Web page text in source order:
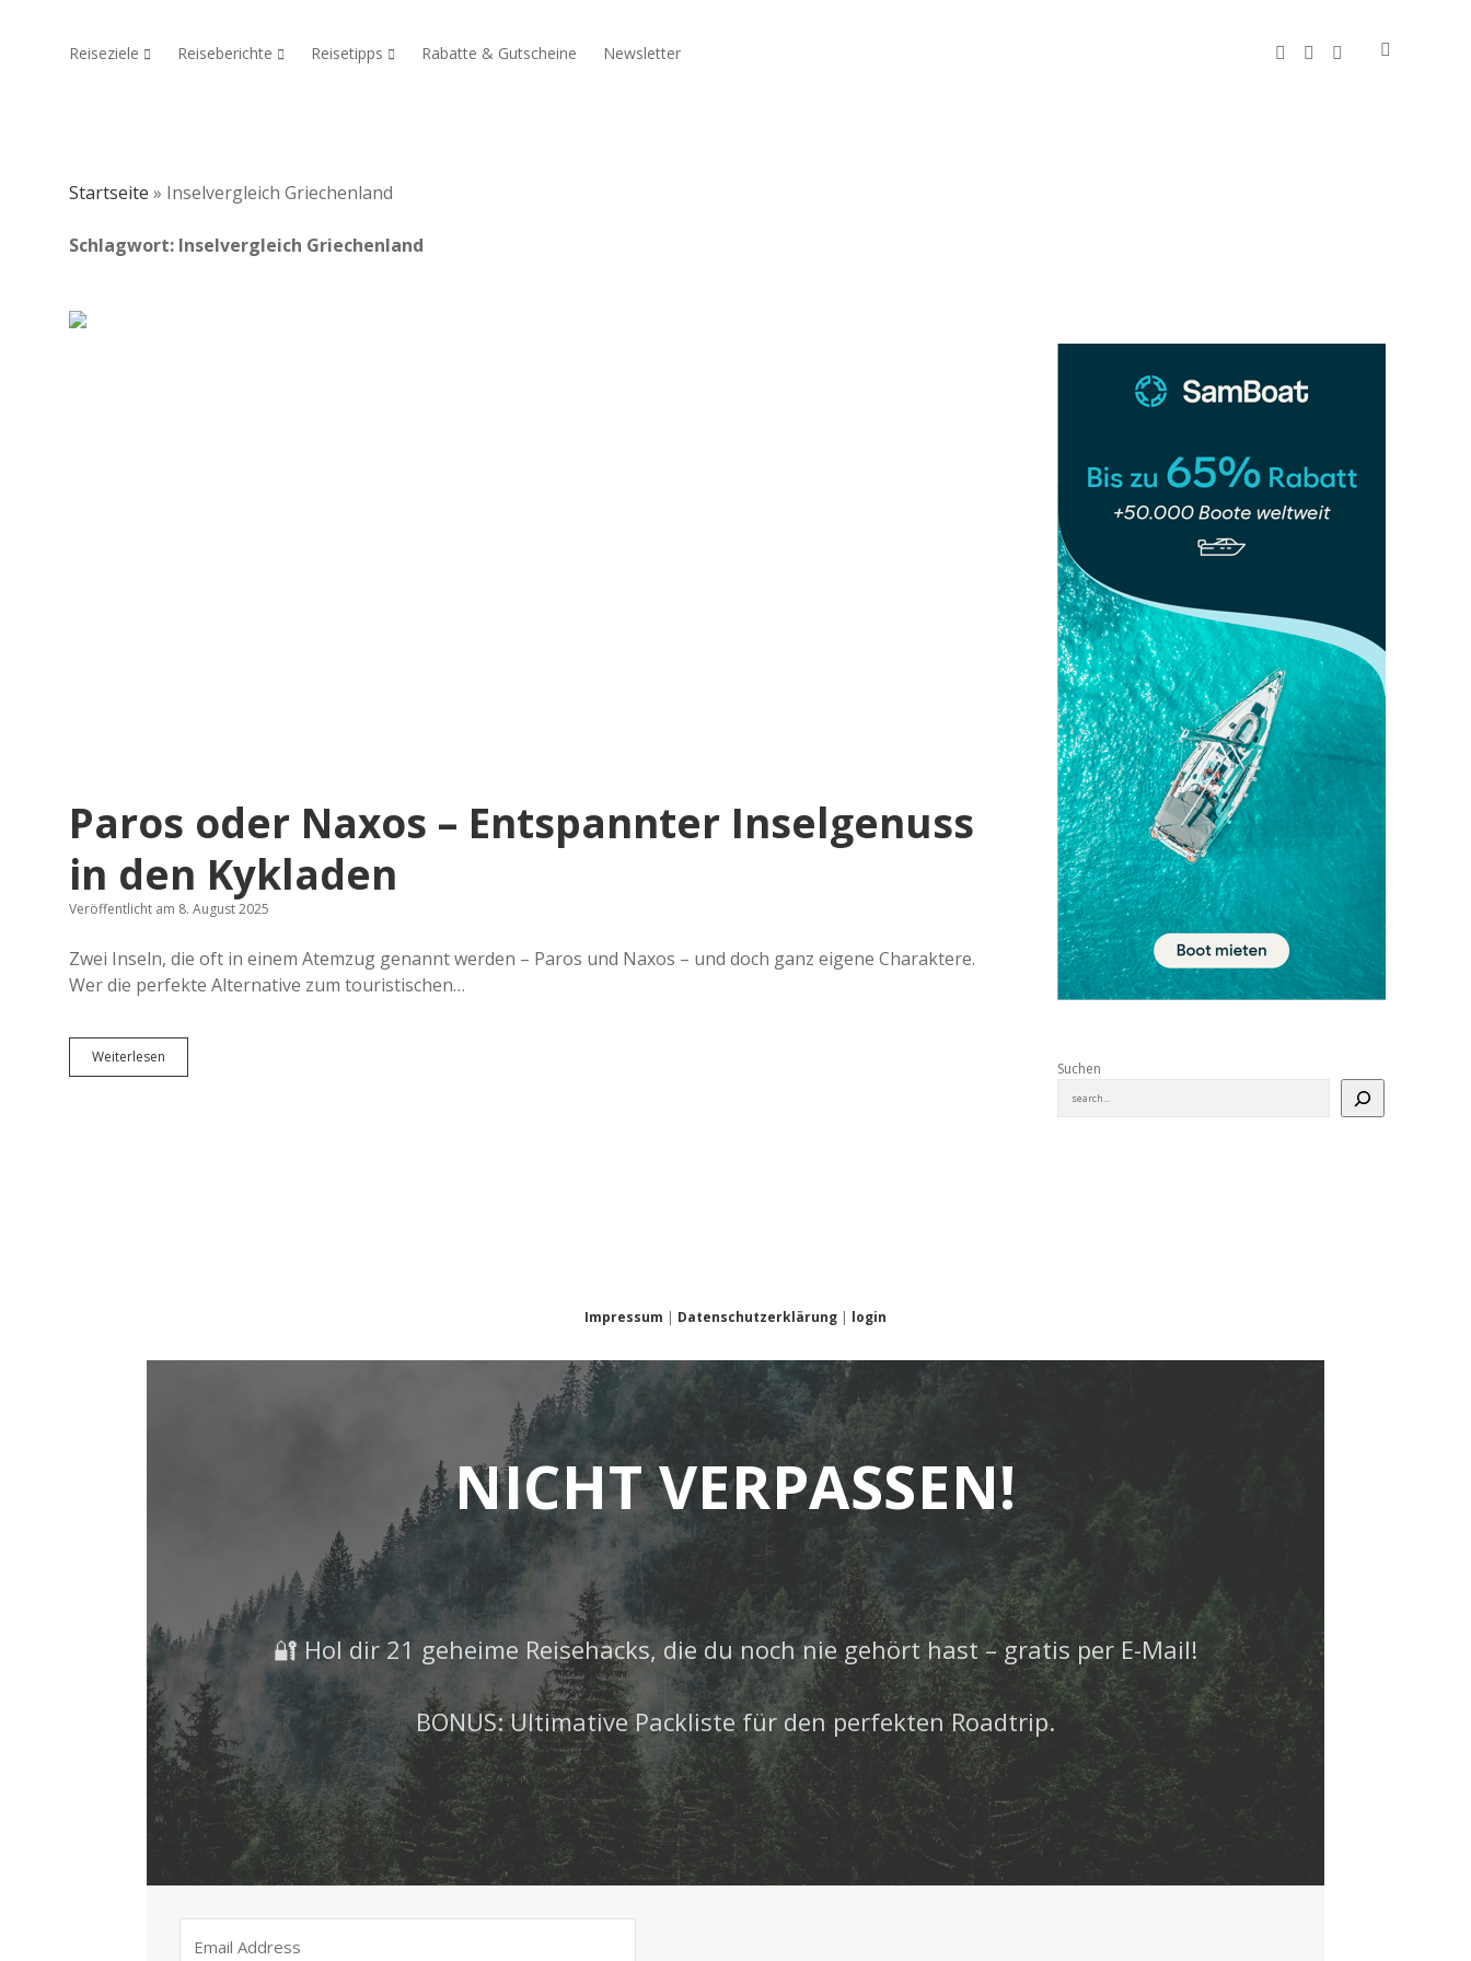
Reiseziele Dropdown-Menü öffnen
Reiseberichte Dropdown-Menü öffnen
Reisetipps Dropdown-Menü öffnen
Rabatte & Gutscheine Newsletter instagrampinterest
Startseite » Inselvergleich Griechenland
Schlagwort: Inselvergleich Griechenland
Paros oder Naxos – Entspannter Inselgenuss
in den Kykladen
Veröffentlicht am 8. August 2025
Zwei Inseln, die oft in einem Atemzug genannt werden – Paros und Naxos – und doch ganz eigene Charaktere.
Wer die perfekte Alternative zum touristischen…
Weiterlesen
oder
Suchen
Impressum | Datenschutzerklärung | login
NICHT VERPASSEN!
🔐 Hol dir 21 geheime Reisehacks, die du noch nie gehört hast – gratis per E-Mail!
BONUS: Ultimative Packliste für den perfekten Roadtrip.